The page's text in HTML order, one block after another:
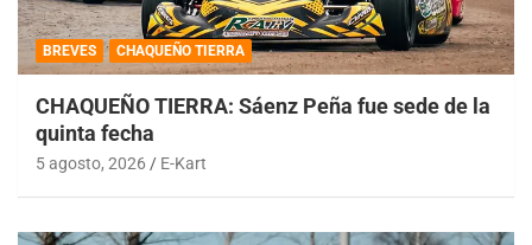
BREVES CHAQUEÑO TIERRA
CHAQUEÑO TIERRA: Sáenz Peña fue sede de la
quinta fecha
5 agosto, 2026 E-Kart